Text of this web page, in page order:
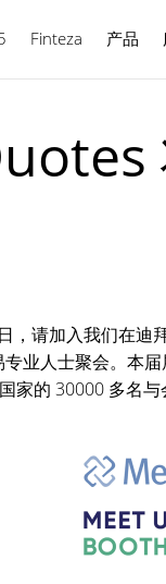
Finteza 产品
，请加入我们在迪
业人士聚会。本
家的 30000 多名与